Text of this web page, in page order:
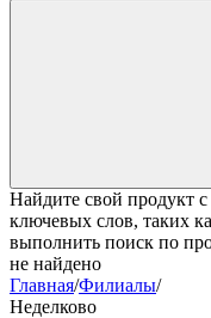
Найдите свой продукт
ключевых слов, таких
выполнить поиск по
не найдено
Главная/Филиалы/
Неделково